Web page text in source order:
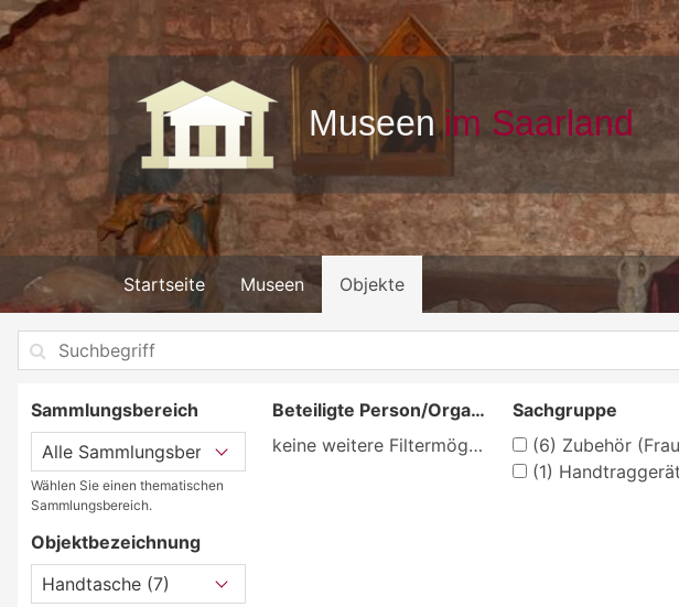
Startseite Museen Objekte
Sammlungsbereich
Wählen Sie einen thematischen
Sammlungsbereich.
Objektbezeichnung
Beteiligte Person/Organisation
keine weitere Filtermöglichkeit
Sachgruppe
(6) Zubehör
(1)